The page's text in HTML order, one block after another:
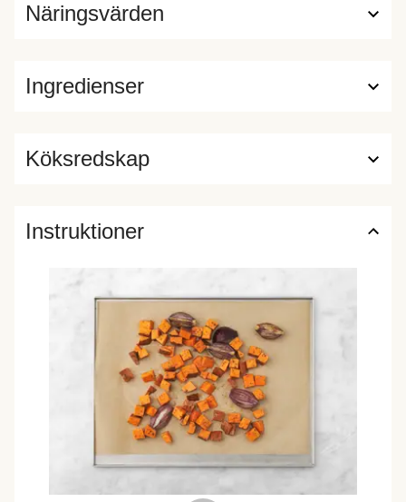
Ingredienser
Näringsvärden
Köksredskap
Instruktioner